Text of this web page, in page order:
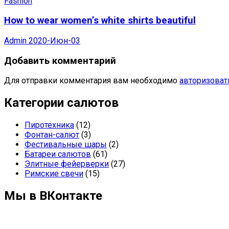
How to wear women’s white shirts beautiful
Admin 2020-Июн-03
Добавить комментарий
Для отправки комментария вам необходимо
Категории салютов
Пиротехника (12)
Фонтан-салют (3)
Фестивальные шары (2)
Батареи салютов (61)
Элитные фейерверки (27)
Римские свечи (15)
Мы в ВКонтакте